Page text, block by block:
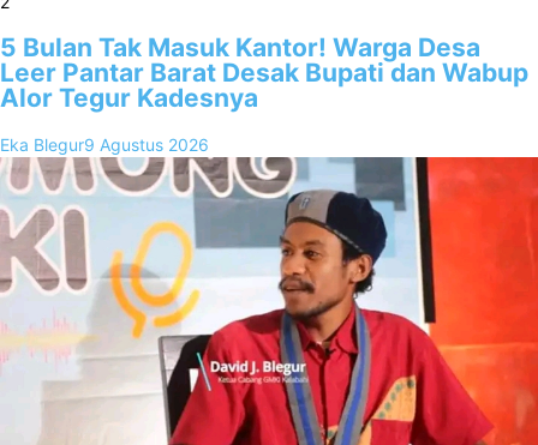
5 Bulan Tak Masuk Kantor! Warga Desa
Leer Pantar Barat Desak Bupati dan Wabup
Alor Tegur Kadesnya
Eka Blegur9 Agustus 2026